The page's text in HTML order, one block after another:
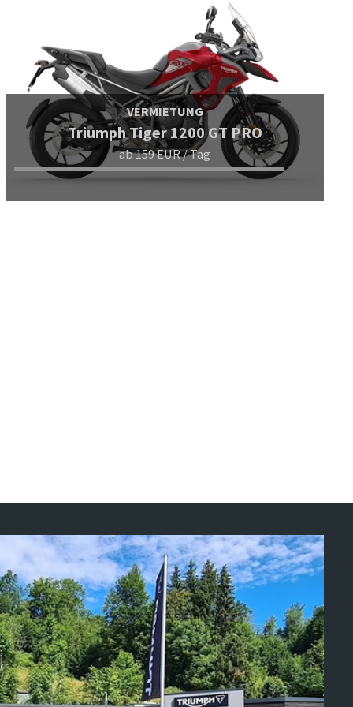
VERMIETUNG
Triumph Tiger 1200 GT PRO
ab 159 EUR / Tag